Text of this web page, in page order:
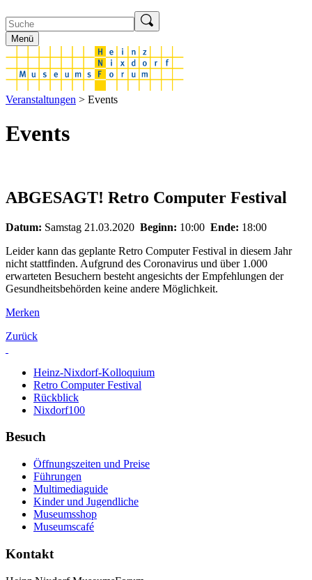
Menü
Veranstaltungen > Events
Events
ABGESAGT! Retro Computer Festival
Datum: Samstag 21.03.2020 Beginn: 10:00 Ende: 18:00
Leider kann das geplante Retro Computer Festival in diesem Jahr
nicht stattfinden. Aufgrund des Coronavirus und über 1.000
erwarteten Besuchern besteht angesichts der Empfehlungen der
Gesundheitsbehörden keine andere Möglichkeit.
Merken
Zurück
Heinz-Nixdorf-Kolloquium
Retro Computer Festival
Rückblick
Nixdorf100
Besuch
Öffnungszeiten und Preise
Führungen
Multimediaguide
Kinder und Jugendliche
Museumsshop
Museumscafé
Kontakt